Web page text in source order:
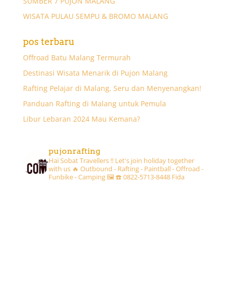
WISATA PULAU SEMPU & BROMO MALANG
pos terbaru
Offroad Batu Malang Termurah
Destinasi Wisata Menarik di Pujon Malang
Rafting Pelajar di Malang, Seru dan Menyenangkan!
Panduan Rafting di Malang untuk Pemula
Libur Lebaran 2024 Mau Kemana?
pujonrafting
Hai Sobat Travellers !! Let's join holiday together
with us 🔥 Outbound - Rafting - Paintball - Offroad -
Funbike - Camping 🖼☎️ 0822-5713-8448 Fida